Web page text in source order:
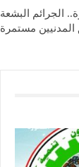
الجرائم البشعة
مستمرة